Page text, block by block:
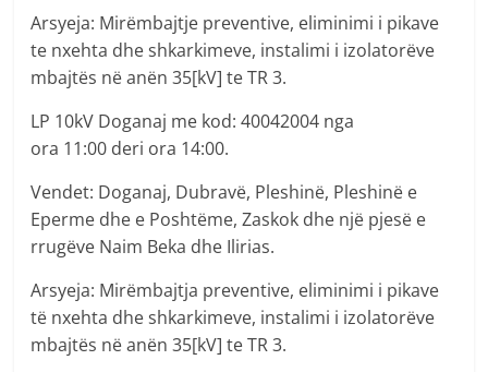
Arsyeja: Mirëmbajtje preventive, eliminimi i pikave
te nxehta dhe shkarkimeve, instalimi i izolatorëve
mbajtës në anën 35[kV] te TR 3.
LP 10kV Doganaj me kod: 40042004 nga
ora 11:00 deri ora 14:00.
Vendet: Doganaj, Dubravë, Pleshinë, Pleshinë e
Eperme dhe e Poshtëme, Zaskok dhe një pjesë e
rrugëve Naim Beka dhe Ilirias.
Arsyeja: Mirëmbajtja preventive, eliminimi i pikave
të nxehta dhe shkarkimeve, instalimi i izolatorëve
mbajtës në anën 35[kV] te TR 3.